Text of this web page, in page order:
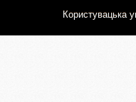
Користувацька